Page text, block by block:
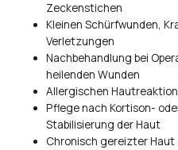
Zeckenstichen
Kleinen Schürfwunden,
Verletzungen
Nachbehandlung bei
heilenden Wunden
Allergischen
Pflege nach Kortison-
Stabilisierung der Haut
Chronisch gereizter